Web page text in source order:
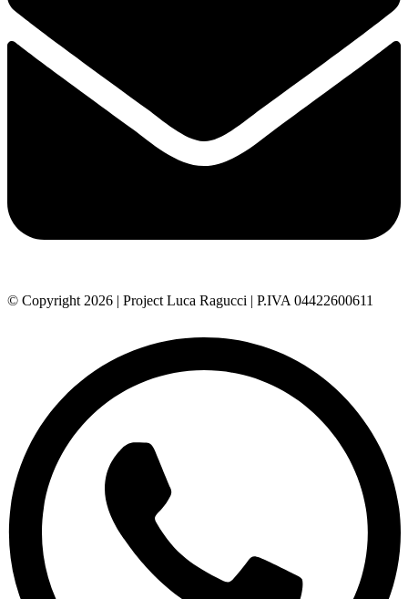
© Copyright 2026 | Project Luca Ragucci | P.IVA 04422600611